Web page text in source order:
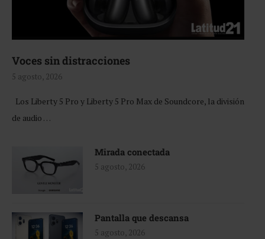
Voces sin distracciones
5 agosto, 2026
Los Liberty 5 Pro y Liberty 5 Pro Max de Soundcore, la división
de audio …
Mirada conectada
5 agosto, 2026
Pantalla que descansa
5 agosto, 2026